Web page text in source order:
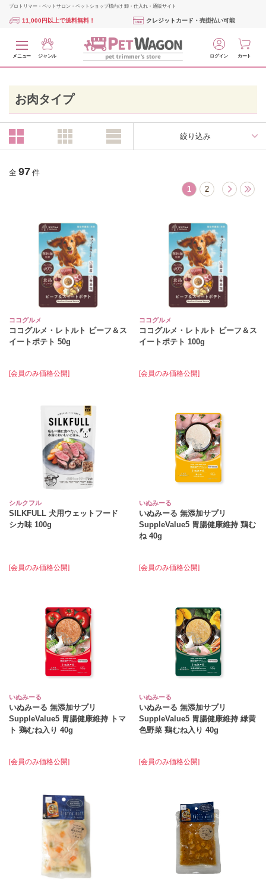
プロトリマー・ペットサロン・ペットショップ様向け 卸・仕入れ・通販サイト
11,000円以上で送料無料！ クレジットカード・売掛払い可能
メニュー ジャンル ログイン カート
お肉タイプ
絞り込み
全 97 件
1
2
ココグルメ
ココグルメ・レトルト ビーフ＆ス
イートポテト 50g
[会員のみ価格公開]
ココグルメ
ココグルメ・レトルト ビーフ＆ス
イートポテト 100g
[会員のみ価格公開]
シルクフル
SILKFULL 犬用ウェットフード
シカ味 100g
[会員のみ価格公開]
いぬみーる
いぬみーる 無添加サプリ
SuppleValue5 胃腸健康維持 鶏む
ね 40g
[会員のみ価格公開]
いぬみーる
いぬみーる 無添加サプリ
SuppleValue5 胃腸健康維持 トマ
ト 鶏むね入り 40g
[会員のみ価格公開]
いぬみーる
いぬみーる 無添加サプリ
SuppleValue5 胃腸健康維持 緑黄
色野菜 鶏むね入り 40g
[会員のみ価格公開]